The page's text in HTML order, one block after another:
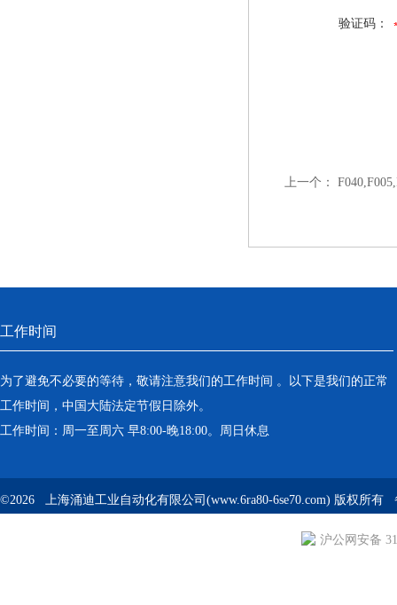
验证码：
上一个：
工作时间
为了避免不必要的等待，敬请注意我们的工作时间 。以下是我们的正常
工作时间，中国大陆法定节假日除外。
工作时间：周一至周六 早8:00-晚18:00。周日休息
©2026 上海涌迪工业自动化有限公司(www.6ra80-6se70.com) 版权所有
沪公网安备